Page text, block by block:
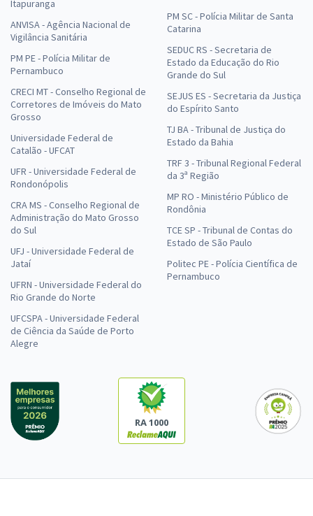
Itapuranga
ANVISA - Agência Nacional de
Vigilância Sanitária
PM PE - Polícia Militar de
Pernambuco
CRECI MT - Conselho Regional de
Corretores de Imóveis do Mato
Grosso
Universidade Federal de
Catalão - UFCAT
UFR - Universidade Federal de
Rondonópolis
CRA MS - Conselho Regional de
Administração do Mato Grosso
do Sul
UFJ - Universidade Federal de
Jataí
UFRN - Universidade Federal do
Rio Grande do Norte
UFCSPA - Universidade Federal
de Ciência da Saúde de Porto
Alegre
PM SC - Polícia Militar de Santa
Catarina
SEDUC RS - Secretaria de
Estado da Educação do Rio
Grande do Sul
SEJUS ES - Secretaria da Justiça
do Espírito Santo
TJ BA - Tribunal de Justiça do
Estado da Bahia
TRF 3 - Tribunal Regional Federal
da 3ª Região
MP RO - Ministério Público de
Rondônia
TCE SP - Tribunal de Contas do
Estado de São Paulo
Politec PE - Polícia Científica de
Pernambuco
RA 1000